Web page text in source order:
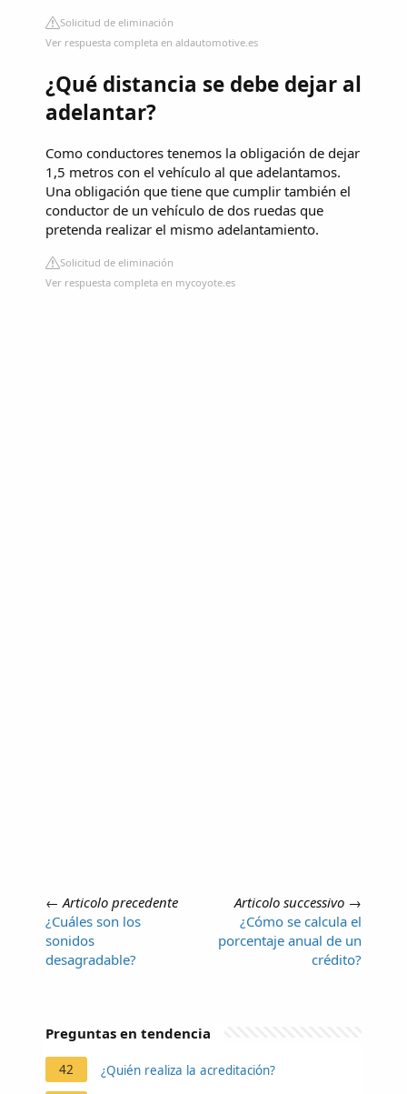
Solicitud de eliminación
Ver respuesta completa en aldautomotive.es
¿Qué distancia se debe dejar al
adelantar?
Como conductores tenemos la obligación de dejar
1,5 metros con el vehículo al que adelantamos.
Una obligación que tiene que cumplir también el
conductor de un vehículo de dos ruedas que
pretenda realizar el mismo adelantamiento.
Solicitud de eliminación
Ver respuesta completa en mycoyote.es
← Articolo precedente
¿Cuáles son los
sonidos
desagradable?
Articolo successivo →
¿Cómo se calcula el
porcentaje anual de un
crédito?
Preguntas en tendencia
42 ¿Quién realiza la acreditación?